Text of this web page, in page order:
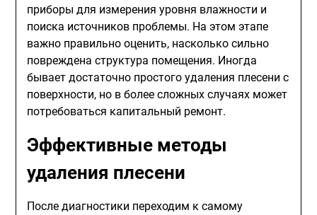
приборы для измерения уровня влажности и
поиска источников проблемы. На этом этапе
важно правильно оценить, насколько сильно
повреждена структура помещения. Иногда
бывает достаточно простого удаления плесени с
поверхности, но в более сложных случаях может
потребоваться капитальный ремонт.
Эффективные методы
удаления плесени
После диагностики переходим к самому